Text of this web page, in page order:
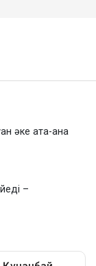
әке ата-ана
–